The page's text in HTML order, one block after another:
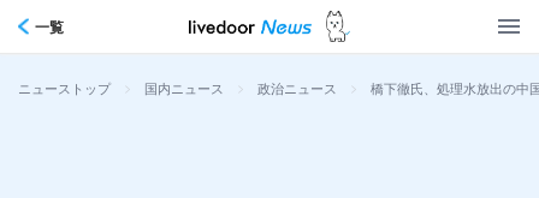
一覧
ニューストップ > 国内ニュース > 政治ニュース > 橋下徹氏、処理水放出の中